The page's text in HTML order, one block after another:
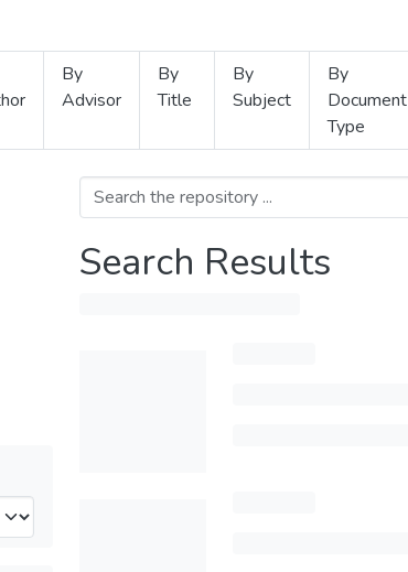
By
Advisor
By
Title
By
Subject
By
Document
Type
Search Results